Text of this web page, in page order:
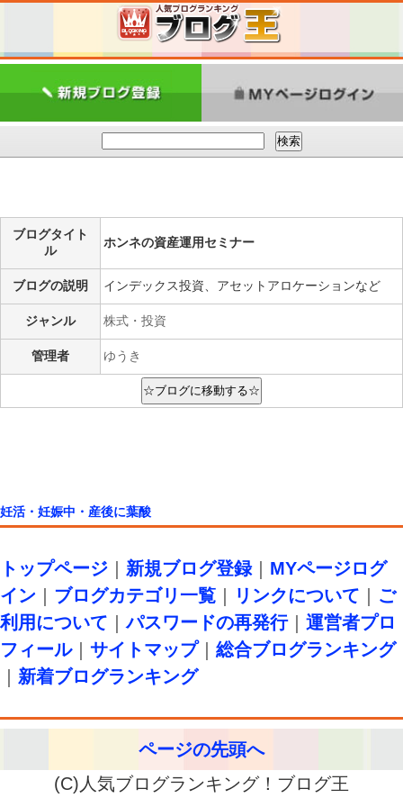
ブログタイト
ル
ホンネの資産運用セミナー
ブログの説明 インデックス投資、アセットアロケーションなど
ジャンル 株式・投資
管理者 ゆうき
妊活・妊娠中・産後に葉酸
トップページ 新規ブログ登録｜ MYページログ
イン
ブログカテゴリ一覧 リンクについて
ご
利用について ｜パスワードの再発行｜ 運営者プロ
フィール｜ サイトマップ｜ 総合ブログランキング
新着ブログランキング
ページの先頭へ
(C)人気ブログランキング！ブログ王